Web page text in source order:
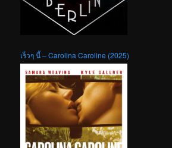
เร็วๆ นี้ – Carolina Caroline (2025)